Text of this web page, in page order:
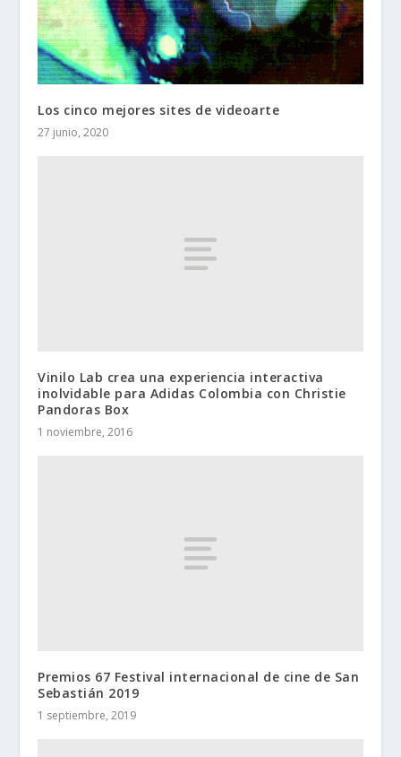
Los cinco mejores sites de videoarte
27 junio, 2020
Vinilo Lab crea una experiencia interactiva
inolvidable para Adidas Colombia con Christie
Pandoras Box
1 noviembre, 2016
Premios 67 Festival internacional de cine de San
Sebastián 2019
1 septiembre, 2019